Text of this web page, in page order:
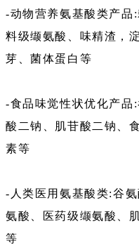
-动物营养氨基酸类产品
料级缬氨酸、味精渣，
芽、菌体蛋白等
-食品味觉性状优化产品
酸二钠、肌苷酸二钠、
素等
-人类医用氨基酸类:谷
氨酸、医药级缬氨酸、
等